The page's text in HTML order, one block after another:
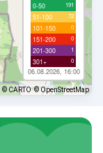
0-50 191
51-100 72
101-150 0
151-200 0
201-300 1
301+ 0
06.08.2026, 16:00
© CARTO © OpenStreetMap